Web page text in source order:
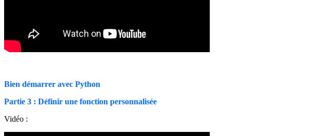
Bien démarrer avec Python
Partie 3 : Définir une fonction personnalisée
Vidéo :